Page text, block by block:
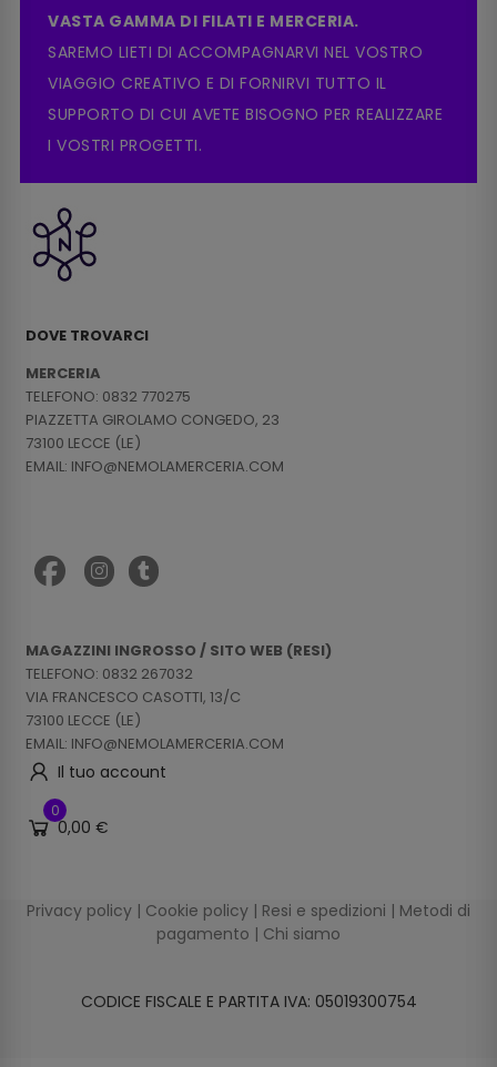
VASTA GAMMA DI FILATI E MERCERIA.
SAREMO LIETI DI ACCOMPAGNARVI NEL VOSTRO
VIAGGIO CREATIVO E DI FORNIRVI TUTTO IL
SUPPORTO DI CUI AVETE BISOGNO PER REALIZZARE
I VOSTRI PROGETTI.
DOVE TROVARCI
MERCERIA
TELEFONO: 0832 770275
PIAZZETTA GIROLAMO CONGEDO, 23
73100 LECCE (LE)
EMAIL: INFO@NEMOLAMERCERIA.COM
MAGAZZINI INGROSSO / SITO WEB (RESI)
TELEFONO: 0832 267032
VIA FRANCESCO CASOTTI, 13/C
73100 LECCE (LE)
EMAIL: INFO@NEMOLAMERCERIA.COM
Il tuo account
0
0,00 €
Privacy policy | Cookie policy | Resi e spedizioni | Metodi di
pagamento | Chi siamo
CODICE FISCALE E PARTITA IVA: 05019300754